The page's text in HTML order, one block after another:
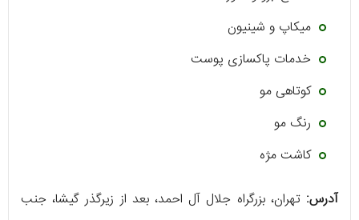
میکاپ و شینیون
خدمات پاکسازی پوست
کوتاهی مو
رنگ مو
کاشت مژه
آدرس: تهران، بزرگراه جلال آل احمد، بعد از زیرگذر گیشا، جنب